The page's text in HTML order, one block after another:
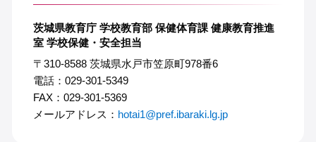
茨城県教育庁 学校教育部 保健体育課 健康教育推進
室 学校保健・安全担当
〒310-8588 茨城県水戸市笠原町978番6
電話：029-301-5349
FAX：029-301-5369
メールアドレス： hotai1@pref.ibaraki.lg.jp